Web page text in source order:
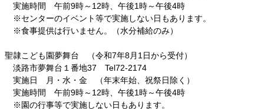
実施時間 午前9時～12時、午後1時～午後4時
※センターのイベント等で実施しない日もあります。
※食事提供は行いません。（水分補給のみ）
聖隷こども園夢舞台 （令和7年8月1日から受付）
淡路市夢舞台１番地37 Tel72-2174
実施日 月・水・金 （年末年始、祝祭日除く）
実施時間 午前9時～12時、午後1時～午後4時
※園の行事等で実施しない日もあります。